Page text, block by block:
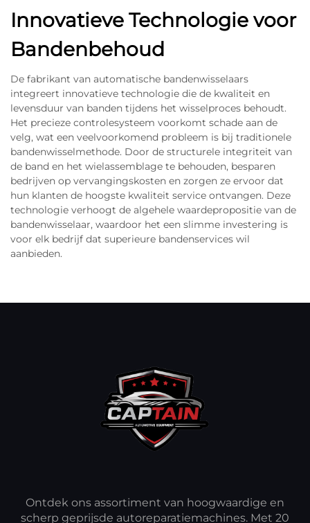
Innovatieve Technologie voor
Bandenbehoud
De fabrikant van automatische bandenwisselaars
integreert innovatieve technologie die de kwaliteit en
levensduur van banden tijdens het wisselproces behoudt.
Het precieze controlesysteem voorkomt schade aan de
velg, wat een veelvoorkomend probleem is bij traditionele
bandenwisselmethode. Door de structurele integriteit van
de band en het wielassemblage te behouden, besparen
bedrijven op vervangingskosten en zorgen ze ervoor dat
hun klanten de hoogste kwaliteit service ontvangen. Deze
technologie verhoogt de algehele waardepropositie van de
bandenwisselaar, waardoor het een slimme investering is
voor elk bedrijf dat superieure bandenservices wil
aanbieden.
Ontdek ons assortiment van hoogwaardige en
scherp geprijsde autoreparatiemachines. Met 20